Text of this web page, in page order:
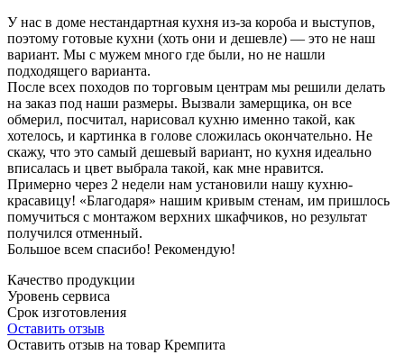
У нас в доме нестандартная кухня из-за короба и выступов,
поэтому готовые кухни (хоть они и дешевле) — это не наш
вариант. Мы с мужем много где были, но не нашли
подходящего варианта.
После всех походов по торговым центрам мы решили делать
на заказ под наши размеры. Вызвали замерщика, он все
обмерил, посчитал, нарисовал кухню именно такой, как
хотелось, и картинка в голове сложилась окончательно. Не
скажу, что это самый дешевый вариант, но кухня идеально
вписалась и цвет выбрала такой, как мне нравится.
Примерно через 2 недели нам установили нашу кухню-
красавицу! «Благодаря» нашим кривым стенам, им пришлось
помучиться с монтажом верхних шкафчиков, но результат
получился отменный.
Большое всем спасибо! Рекомендую!
Качество продукции
Уровень сервиса
Срок изготовления
Оставить отзыв
Оставить отзыв на товар Кремпита